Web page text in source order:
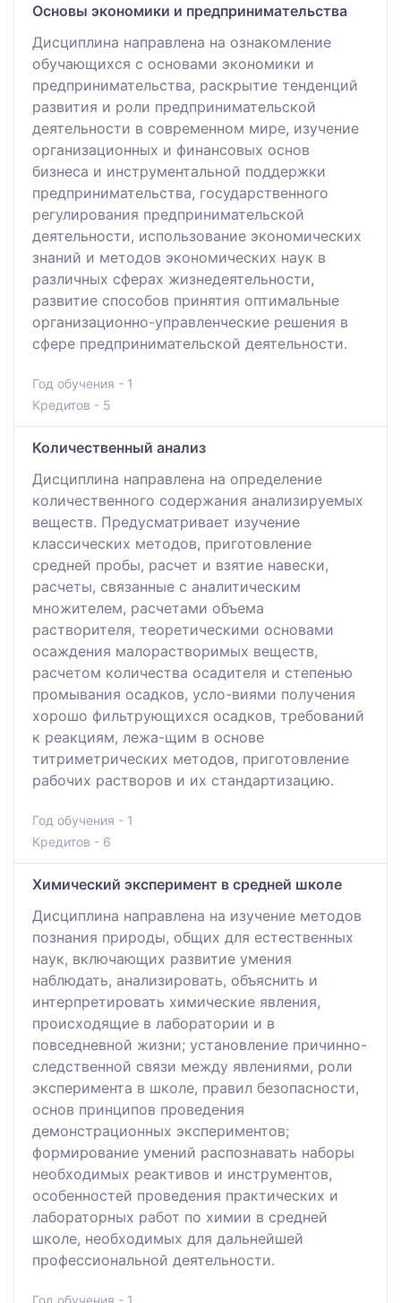
Основы экономики и предпринимательства
Дисциплина направлена на ознакомление
обучающихся с основами экономики и
предпринимательства, раскрытие тенденций
развития и роли предпринимательской
деятельности в современном мире, изучение
организационных и финансовых основ
бизнеса и инструментальной поддержки
предпринимательства, государственного
регулирования предпринимательской
деятельности, использование экономических
знаний и методов экономических наук в
различных сферах жизнедеятельности,
развитие способов принятия оптимальные
организационно-управленческие решения в
сфере предпринимательской деятельности.
Год обучения - 1
Кредитов - 5
Количественный анализ
Дисциплина направлена на определение
количественного содержания анализируемых
веществ. Предусматривает изучение
классических методов, приготовление
средней пробы, расчет и взятие навески,
расчеты, связанные с аналитическим
множителем, расчетами объема
растворителя, теоретическими основами
осаждения малорастворимых веществ,
расчетом количества осадителя и степенью
промывания осадков, усло-виями получения
хорошо фильтрующихся осадков, требований
к реакциям, лежа-щим в основе
титриметрических методов, приготовление
рабочих растворов и их стандартизацию.
Год обучения - 1
Кредитов - 6
Химический эксперимент в средней школе
Дисциплина направлена на изучение методов
познания природы, общих для естественных
наук, включающих развитие умения
наблюдать, анализировать, объяснить и
интерпретировать химические явления,
происходящие в лаборатории и в
повседневной жизни; установление причинно-
следственной связи между явлениями, роли
эксперимента в школе, правил безопасности,
основ принципов проведения
демонстрационных экспериментов;
формирование умений распознавать наборы
необходимых реактивов и инструментов,
особенностей проведения практических и
лабораторных работ по химии в средней
школе, необходимых для дальнейшей
профессиональной деятельности.
Год обучения - 1